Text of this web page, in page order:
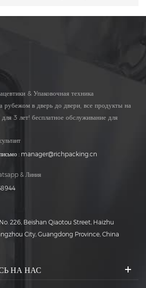
& Упаковочная техника
рубежом в дверь до двери, все продукты на
3 лет! бесплатное обслуживание для
: manager@richpacking.cn
& Линия
226, Beishan Qiaotou Street, Haizhu
City, Guangdong Province, China
НА НАС